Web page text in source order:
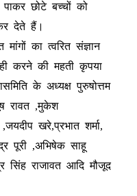
छोटे बच्चों को
देते हैं।
का त्वरित संज्ञान
करने की महती कृपया
के अध्यक्ष पुरुषोत्तम
रावत ,मुकेश
खरे,प्रभात शर्मा,
पूरी ,अभिषेक साहू
सिंह राजावत आदि मौजूद